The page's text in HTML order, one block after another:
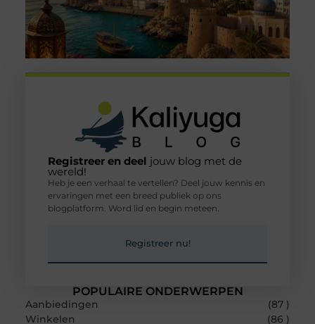
POPULAIRE ONDERWERPEN
Aanbiedingen
(87 )
Winkelen
(86 )
Registreer en deel jouw blog met de
wereld!
Heb je een verhaal te vertellen? Deel jouw kennis en
ervaringen met een breed publiek op ons
blogplatform. Word lid en begin meteen.
Registreer nu!